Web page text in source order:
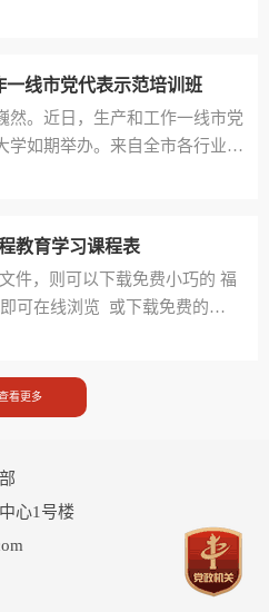
略高度，围绕建设什么样的长
建思想。这一思想是坚持“两
果，是习近平新时代中国特色
线市党代表示范培训班
然。近日，生产和工作一线市党
学如期举办。来自全市各行业各
及党联工作人员齐聚一堂，带
高质量发展凝聚磅礴先锋力
线，精心构建“理论+实践”“课
教育学习课程表
件，则可以下载免费小巧的 福
可在线浏览 或下载免费的
后即可在线浏览 或下载此 PDF
看更多
心1号楼